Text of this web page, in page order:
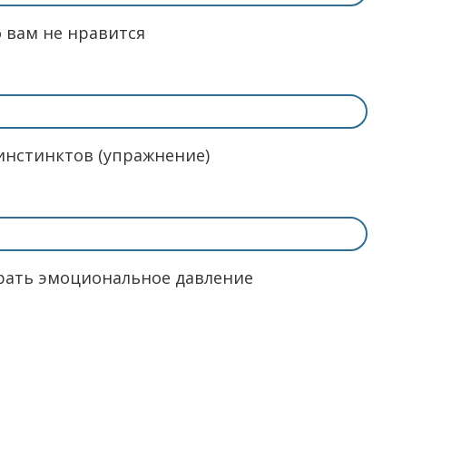
вам не нравится
(упражнение)
эмоциональное давление